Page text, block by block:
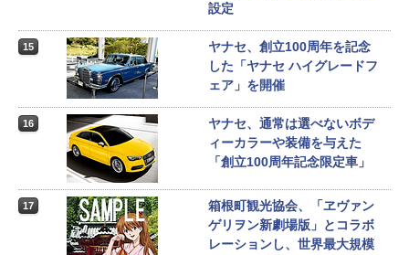
設定
15
ヤナセ、創立100周年を記念
した「ヤナセ ハイグレードフ
ェア」を開催
16
ヤナセ、通常は選べないボデ
ィーカラーや装備を与えた
「創立100周年記念限定車」
17
箱根町観光協会、「ヱヴァン
ゲリヲン新劇場版」とコラボ
レーションし、世界最大規模